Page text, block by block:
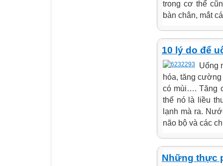
trong cơ thể
bàn chân, mắt
10 lý do để
Uống
hóa, tăng
có mùi…. Tăng
thế nó là liều
lạnh mà ra.
não bộ và các
Những thực